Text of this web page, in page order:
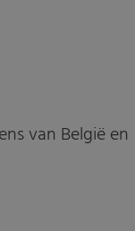
van België en